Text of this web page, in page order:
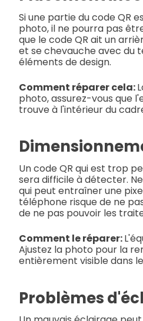
Si une partie du code QR
photo, il ne pourra pas
que le code QR ait un
et se chevauche avec du
éléments de design.
Comment réparer cela:
photo, assurez-vous que
trouve à l'intérieur du
Un code QR qui est trop
sera difficile à détecter.
qui peut entraîner une
téléphone risque de ne
de ne pas pouvoir les
Comment le réparer:
Ajustez la photo pour la
entièrement visible dans
Problèmes